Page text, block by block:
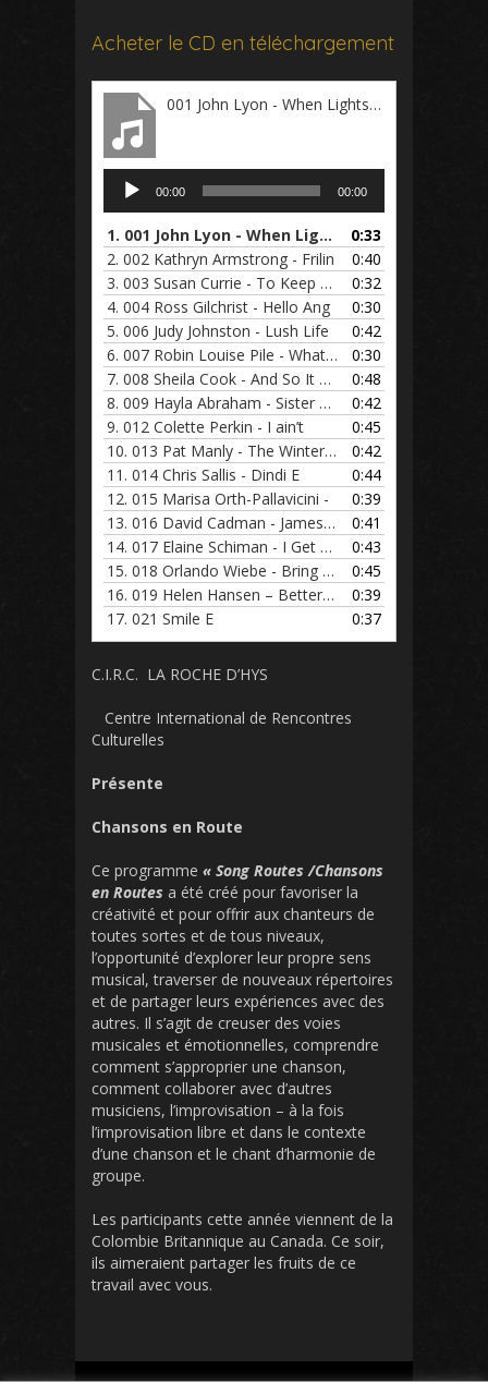
Acheter le CD en téléchargement
001 John Lyon - When Lights Ar
Lecteur
audio
00:00 00:00
1. 001 John Lyon - When Lights Ar
0:33
2. 002 Kathryn Armstrong - Frilin
0:40
3. 003 Susan Currie - To Keep My
0:32
4. 004 Ross Gilchrist - Hello Ang
0:30
5. 006 Judy Johnston - Lush Life
0:42
6. 007 Robin Louise Pile - What A
0:30
7. 008 Sheila Cook - And So It Go
0:48
8. 009 Hayla Abraham - Sister Ros
0:42
9. 012 Colette Perkin - I ain’t
0:45
10. 013 Pat Manly - The Winter and
0:42
11. 014 Chris Sallis - Dindi E
0:44
12. 015 Marisa Orth-Pallavicini -
0:39
13. 016 David Cadman - James Bay E
0:41
14. 017 Elaine Schiman - I Get Alo
0:43
15. 018 Orlando Wiebe - Bring him
0:45
16. 019 Helen Hansen – Better th
0:39
17. 021 Smile E 0:37
C.I.R.C. LA ROCHE D’HYS
Centre International de Rencontres
Culturelles
Présente
Chansons en Route
Ce programme « Song Routes /Chansons
en Routes a été créé pour favoriser la
créativité et pour offrir aux chanteurs de
toutes sortes et de tous niveaux,
l’opportunité d’explorer leur propre sens
musical, traverser de nouveaux répertoires
et de partager leurs expériences avec des
autres. Il s’agit de creuser des voies
musicales et émotionnelles, comprendre
comment s’approprier une chanson,
comment collaborer avec d’autres
musiciens, l’improvisation – à la fois
l’improvisation libre et dans le contexte
d’une chanson et le chant d’harmonie de
groupe.
Les participants cette année viennent de la
Colombie Britannique au Canada. Ce soir,
ils aimeraient partager les fruits de ce
travail avec vous.